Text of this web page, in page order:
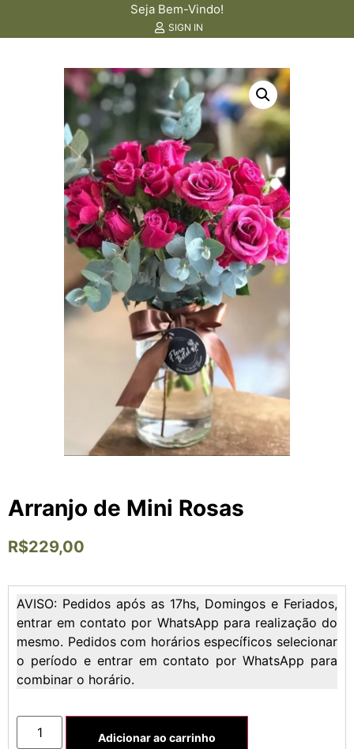
Seja Bem-Vindo!
SIGN IN
Arranjo de Mini Rosas
R$229,00
AVISO: Pedidos após as 17hs, Domingos e Feriados,
entrar em contato por WhatsApp para realização do
mesmo. Pedidos com horários específicos selecionar
o período e entrar em contato por WhatsApp para
combinar o horário.
Adicionar ao carrinho